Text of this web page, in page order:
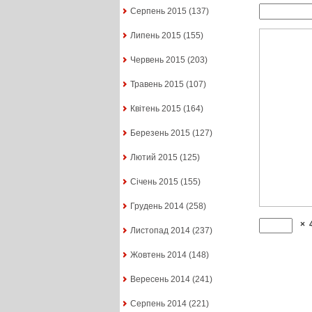
Серпень 2015 (137)
Липень 2015 (155)
Червень 2015 (203)
Травень 2015 (107)
Квітень 2015 (164)
Березень 2015 (127)
Лютий 2015 (125)
Січень 2015 (155)
Грудень 2014(258)
Листопад 2014(237)
Жовтень 2014(148)
Вересень 2014(241)
Серпень 2014(221)
×